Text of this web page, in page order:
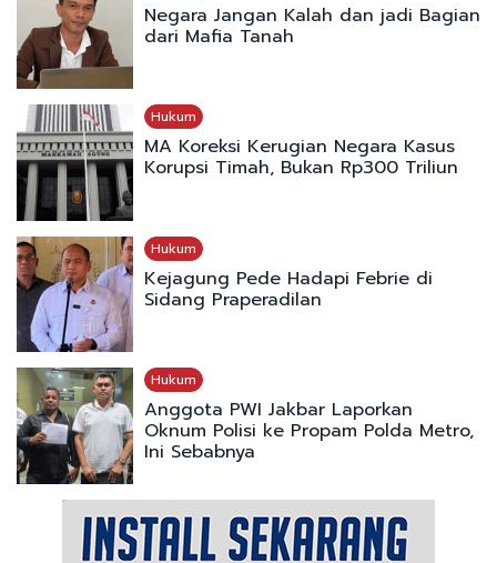
Negara Jangan Kalah dan jadi Bagian
dari Mafia Tanah
Hukum
MA Koreksi Kerugian Negara Kasus
Korupsi Timah, Bukan Rp300 Triliun
Hukum
Kejagung Pede Hadapi Febrie di
Sidang Praperadilan
Hukum
Anggota PWI Jakbar Laporkan
Oknum Polisi ke Propam Polda Metro,
Ini Sebabnya